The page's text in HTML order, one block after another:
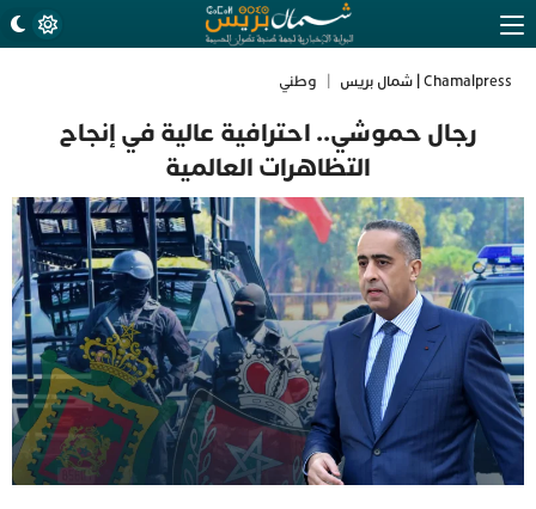
Chamalpress | شمال بريس وطني
رجال حموشي.. احترافية عالية في إنجاح
التظاهرات العالمية